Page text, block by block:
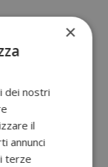
commerciale
centesimi
di
lo
×
dei nostri
il
annunci
terze